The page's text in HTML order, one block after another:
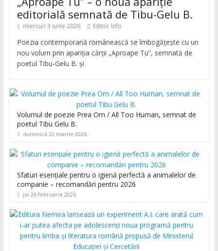
editorială semnată de Tibu-Gelu B.
miercuri 3 iunie 2026 Editor Info
Poezia contemporană românească se îmbogățește cu un
nou volum prin apariția cărții „Aproape Tu”, semnată de
poetul Tibu-Gelu B. și
Volumul de poezie Prea Om / All Too Human, semnat de
poetul Tibu Gelu B.
duminică 22 martie 2026
Sfaturi esențiale pentru o igienă perfectă a animalelor de
companie – recomandări pentru 2026
joi 26 februarie 2026